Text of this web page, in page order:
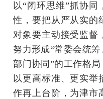
以“闭环思维”抓协
性，要把从严从实的
对象要主动接受监督
努力形成“常委会统筹
部门协同”的工作格
以更高标准、更实举
作再上台阶，为津市